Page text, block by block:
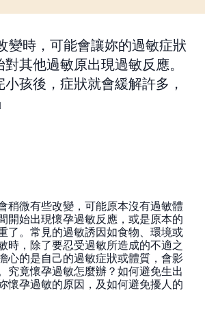
變時，可能會讓妳的過敏症狀
其他過敏原出現過敏反應。
孩後，症狀就會緩解許多，
稍微有些改變，可能原本沒有過敏體
開始出現懷孕過敏反應，或是原本的
了。常見的過敏誘因如食物、環境或
時，除了要忍受過敏所造成的不適之
心的是自己的過敏症狀或體質，會影
究竟懷孕過敏怎麼辦？如何避免生出
懷孕過敏的原因，及如何避免擾人的